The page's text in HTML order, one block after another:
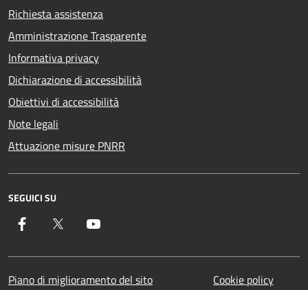
Richiesta assistenza
Amministrazione Trasparente
Informativa privacy
Dichiarazione di accessibilità
Obiettivi di accessibilità
Note legali
Attuazione misure PNRR
SEGUICI SU
Facebook Twitter
Piano di miglioramento del sito
Cookie policy